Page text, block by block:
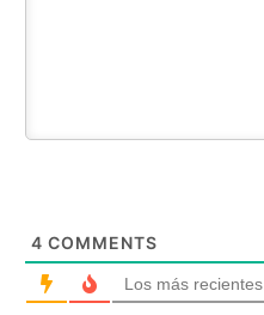
4 COMMENTS
Los más recientes